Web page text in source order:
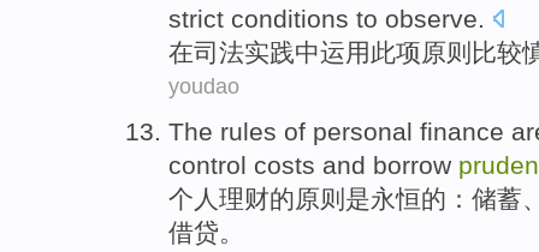
strict conditions to observe.
在司法实践中运用此项原则 比较
youdao
The rules of personal finance
control costs and borrow
个人 理财的原则 是永恒的： 储蓄
借贷。